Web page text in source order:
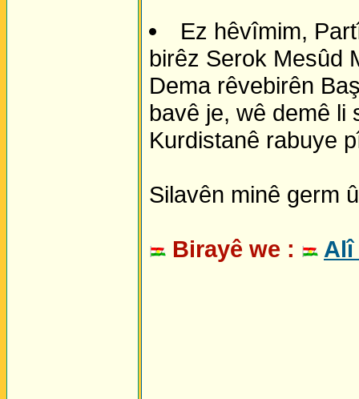
Ez hêvîmim,
birêz Serok Mesûd
Dema rêvebirên
bavê je, wê demê li
Kurdistanê rabuye
Silavên minê germ
Birayê we : Alî